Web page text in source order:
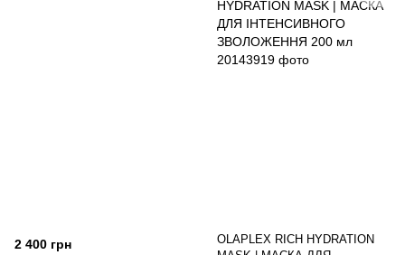
2 400 грн
OLAPLEX RICH HYDRATION